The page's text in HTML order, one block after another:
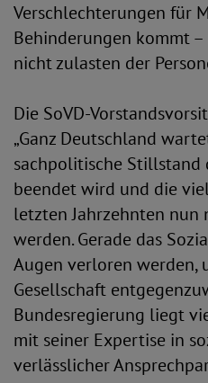
Verschlechterungen für
Behinderungen kommt
nicht zulasten der
Die SoVD-
„Ganz Deutschland
sachpolitische Stillstand
beendet wird und die
letzten Jahrzehnten
werden. Gerade das
Augen verloren werden,
Gesellschaft
Bundesregierung liegt
mit seiner Expertise in
verlässlicher